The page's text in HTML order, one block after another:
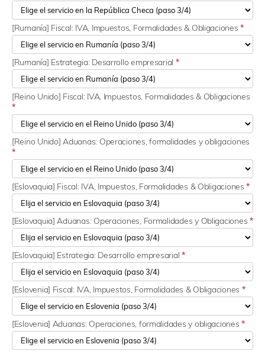
[Rumanía] Fiscal: IVA, Impuestos, Formalidades & Obligaciones*
[Rumanía] Estrategia: Desarrollo empresarial *
[Reino Unido] Fiscal: IVA, Impuestos, Formalidades & Obligaciones
*
[Reino Unido] Aduanas: Operaciones, formalidades y obligaciones
*
[Eslovaquia] Fiscal: IVA, Impuestos, Formalidades & Obligaciones*
[Eslovaquia] Aduanas: Operaciones, Formalidades y Obligaciones *
[Eslovaquia] Estrategia: Desarrollo empresarial*
[Eslovenia] Fiscal: IVA, Impuestos, Formalidades & Obligaciones *
[Eslovenia] Aduanas: Operaciones, formalidades y obligaciones*